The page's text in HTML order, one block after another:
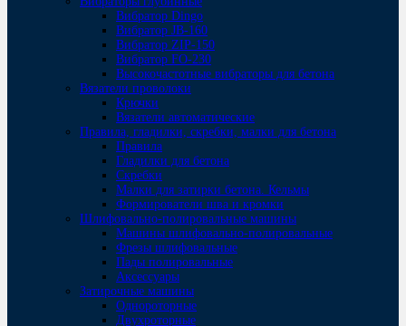
Вибратор Dingo
Вибратор JB-160
Вибратор ZIP-150
Bибратор FO-230
Высокочастотные вибраторы для бетона
Вязатели проволоки
Крючки
Вязатели автоматические
Правила, гладилки, скребки, малки для бетона
Правила
Гладилки для бетона
Скребки
Малки для затирки бетона. Кельмы
Формирователи шва и кромки
Шлифовально-полировальные машины
Машины шлифовально-полировальные
Фрезы шлифовальные
Пады полировальные
Аксессуары
Затирочные машины
Однороторные
Двухроторные